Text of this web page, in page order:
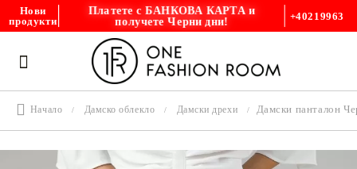
Нови
продукти
Платете с БАНКОВА КАРТА и
получете Черни дни! +40219963
Начало Дамско облекло Дамски дрехи Дамски панталон